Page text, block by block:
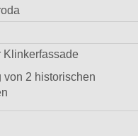
Klinkerfassade
von 2 historischen